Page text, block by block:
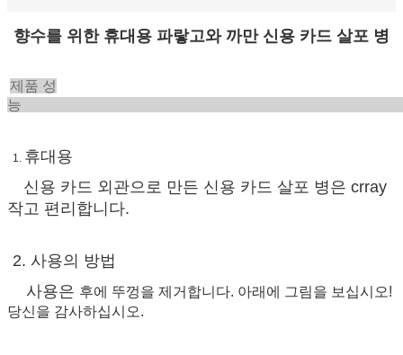
향수를 위한 휴대용 파랗고와 까만 신용 카드 살포 병
제품 성
1. 휴대용
신용 카드 외관으로 만든 신용 카드 살포 병은 crray
작고 편리합니다.
2. 사용의 방법
사용은 후에 뚜껑을 제거합니다. 아래에 그림을 보십시오!
당신을 감사하십시오.